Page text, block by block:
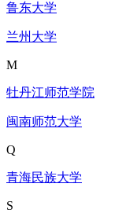
鲁东大学
兰州大学
M
牡丹江师范学院
闽南师范大学
Q
青海民族大学
S